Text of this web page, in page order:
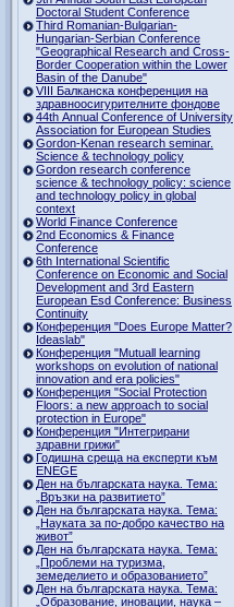
Doctoral Student Conference
Third Romanian-Bulgarian-
Hungarian-Serbian Conference
"Geographical Research and Cross-
Border Cooperation within the Lower
Basin of the Danube"
VIII Балканска конференция на
здравноосигурителните фондове
44th Annual Conference of University
Association for European Studies
Gordon-Kenan research seminar.
Science & technology policy
Gordon research сonference
science & technology policy: science
and technology policy in global
context
World Finance Conference
2nd Economics & Finance
Conference
6th International Scientific
Conference оn Economic and Social
Development and 3rd Eastern
European Esd Conference: Business
Continuity
Конференция "Does Europe Matter?
Ideaslab"
Конференция "Mutuall learning
workshops on evolution of national
innovation and era policies"
Конференция "Social Protection
Floors: a new approach to social
protection in Europe"
Конференция "Интегрирани
здравни грижи"
Годишна среща на експерти към
ENEGE
Ден на българската наука. Тема:
„Връзки на развитието”
Ден на българската наука. Тема:
„Науката за по-добро качество на
живот”
Ден на българската наука. Тема:
„Проблеми на туризма,
земеделието и образованието”
Ден на българската наука. Тема:
„Образование, иновации, наука –